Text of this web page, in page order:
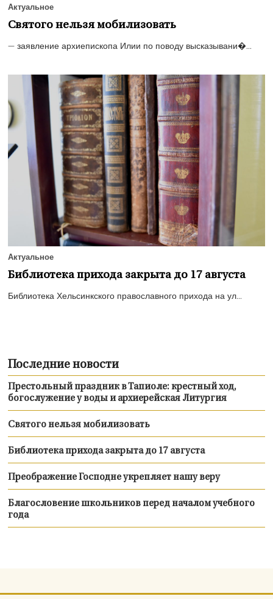
Актуальное
Святого нельзя мобилизовать
— заявление архиепископа Илии по поводу высказывани�...
Актуальное
Библиотека прихода закрыта до 17 августа
Библиотека Хельсинкского православного прихода на ул...
Последние новости
Престольный праздник в Тапиоле: крестный ход,
богослужение у воды и архиерейская Литургия
Святого нельзя мобилизовать
Библиотека прихода закрыта до 17 августа
Преображение Господне укрепляет нашу веру
Благословение школьников перед началом учебного
года